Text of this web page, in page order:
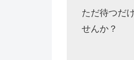
ただ待つだ
せんか？